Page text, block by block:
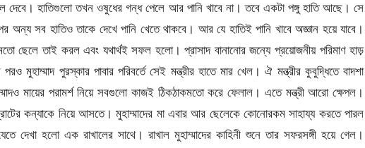
দেবে। হাতিগুলো তখন ওষুধের গন্ধ পেলে আর পানি খাবে না। তবে একটা পঙ্গু হাতি আছে। সে
অন্য সব হাতিও তাকে দেখে পানি খেতে থাকবে। আর যে হাতিই পানি খাবে অজ্ঞান হয়ে যাবে।
ছেলে তাই করল এবং যথার্থই সফল হলো। প্রাসাদ বানানোর জন্যে প্রয়োজনীয় পরিমাণ হাড়
মুহাম্মাদ পুরস্কার পাবার পরিবর্তে সেই মন্ত্রীর হাতে মার খেল। ঐ মন্ত্রীর কুবুদ্ধিতে বাদশা
মায়ের পরামর্শ নিয়ে সবগুলো কাজই ঠিকঠাকমতো করে ফেলাল। এতে মন্ত্রী আরো ক্ষেপল।
কন্যাকে নিয়ে আসতে। মুহাম্মাদের মা এবার আর ছেলেকে কোনোরকম সাহায্য করতে পারল
দেখা হলো এক রাখালের সাথে। রাখাল মুহাম্মাদের কাহিনী শুনে তার সফরসঙ্গী হয়ে গেল।